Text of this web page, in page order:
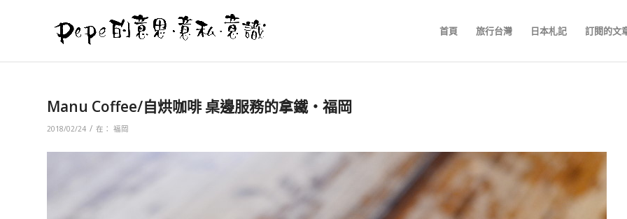
首頁 旅行台灣 日本札記 訂閱的文
Manu Coffee/自烘咖啡 桌邊服務的拿鐵‧福岡
2018/02/24 / 在： 福岡